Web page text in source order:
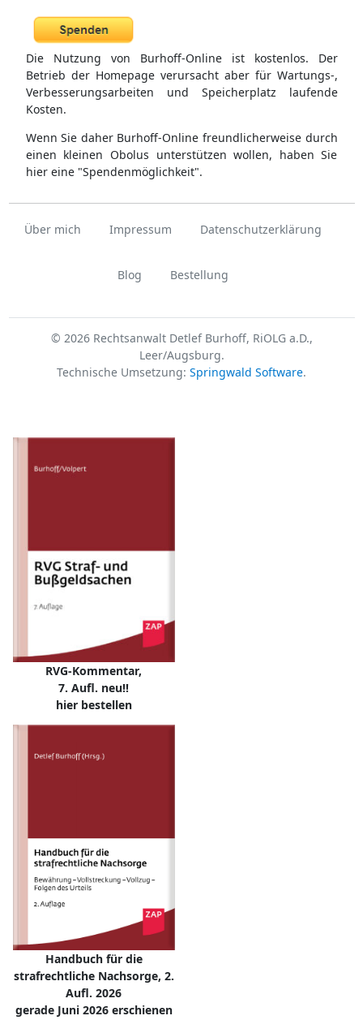
Die Nutzung von Burhoff-Online ist kostenlos. Der
Betrieb der Homepage verursacht aber für Wartungs-,
Verbesserungsarbeiten und Speicherplatz laufende
Kosten.
Wenn Sie daher Burhoff-Online freundlicherweise durch
einen kleinen Obolus unterstützen wollen, haben Sie
hier eine "Spendenmöglichkeit".
Über mich Impressum Datenschutzerklärung
Blog Bestellung
© 2026 Rechtsanwalt Detlef Burhoff, RiOLG a.D.,
Leer/Augsburg.
Technische Umsetzung: Springwald Software.
RVG-Kommentar,
7. Aufl. neu!!
hier bestellen
Handbuch für die
strafrechtliche Nachsorge, 2.
Aufl. 2026
gerade Juni 2026 erschienen